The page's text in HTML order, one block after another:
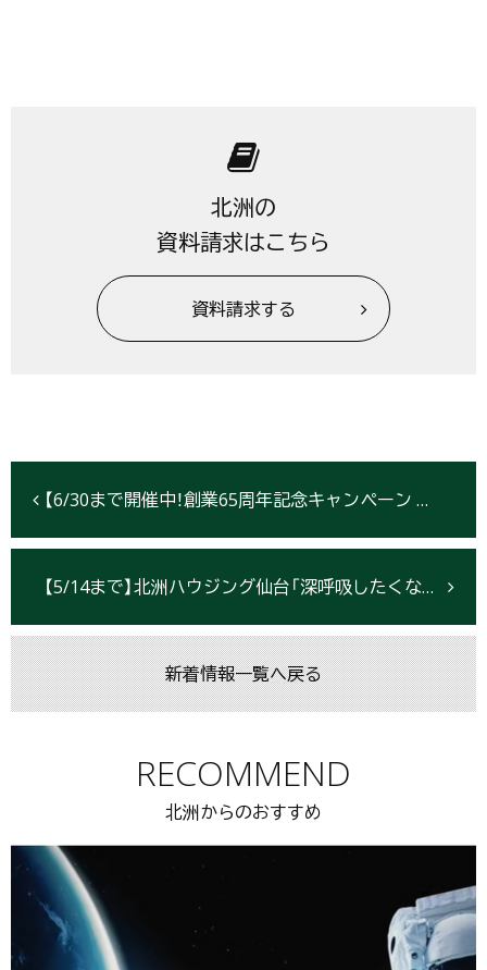
北洲の
資料請求はこちら
資料請求する
【6/30まで開催中！創業65周年記念キャンペーン ダブル断熱タイル＋G3仕様で100万円分サポート
【5/14まで】北洲ハウジング仙台「深呼吸したくなる、心地よい空気で満たされる家」完成見学会開催
新着情報一覧へ戻る
RECOMMEND
北洲からのおすすめ